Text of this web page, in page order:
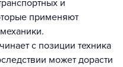
и
применяют
с позиции техника
может дорасти